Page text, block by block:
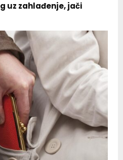
uz zahlađenje, jači